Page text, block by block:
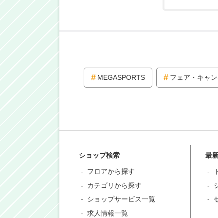
MEGASPORTS フェア・キャ
ショップ検索
フロアから探す
カテゴリから探す
ショップサービス一覧
求人情報一覧
最